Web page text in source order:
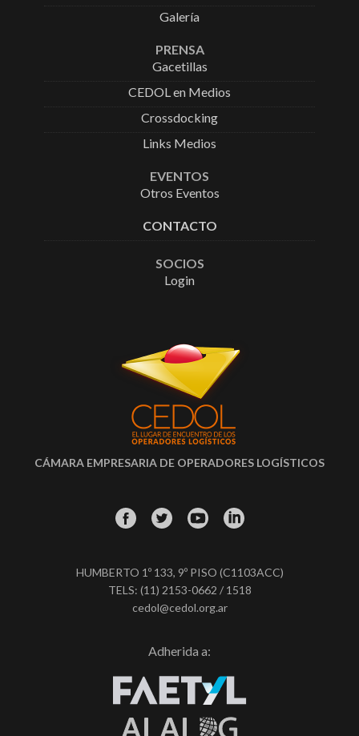
Galería
PRENSA
Gacetillas
CEDOL en Medios
Crossdocking
Links Medios
EVENTOS
Otros Eventos
CONTACTO
SOCIOS
Login
CÁMARA EMPRESARIA DE OPERADORES LOGÍSTICOS
HUMBERTO 1º 133, 9º PISO (C1103ACC)
TELS: (11) 2153-0662 / 1518
cedol@cedol.org.ar
Adherida a: